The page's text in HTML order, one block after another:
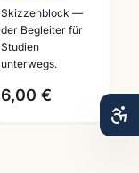
A6/A5/A4 ·
Zeichenpapier
für Studien
unterwegs
Skizzenblock —
der Begleiter für
Studien
unterwegs.
6,00 €